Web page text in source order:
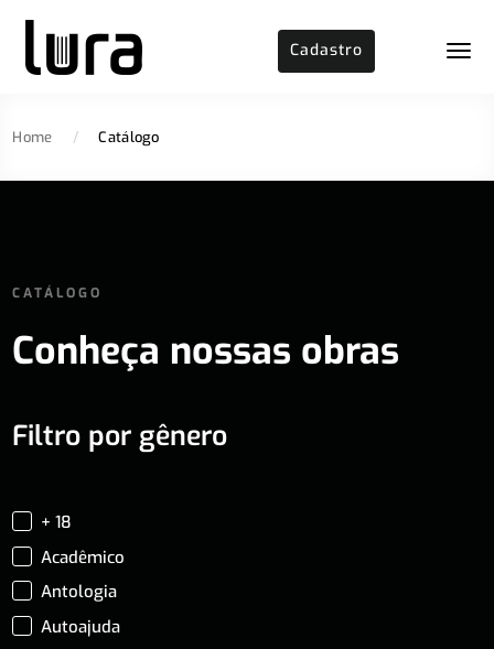
Cadastro
Home / Catálogo
CATÁLOGO
Conheça nossas obras
Filtro por gênero
+ 18
Acadêmico
Antologia
Autoajuda